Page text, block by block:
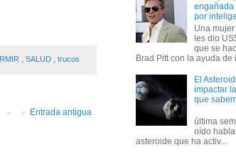
SALUD trucos
Entrada antigua
engañada
por
Una
les dio
que se
Brad Pitt con la ayuda de
El
impactar
que
última
oído
asteroide que ha activ...